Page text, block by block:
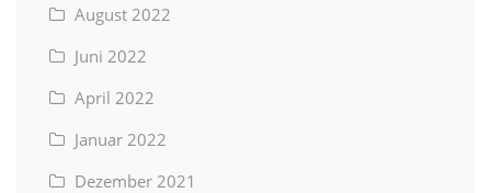
August 2022
Juni 2022
April 2022
Januar 2022
Dezember 2021